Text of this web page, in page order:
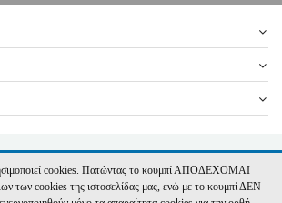
cookies. Πατώντας το κουμπί ΑΠΟΔΕΧΟΜΑΙ
των cookies της ιστοσελίδας μας, ενώ με το κουμπί ΔΕΝ